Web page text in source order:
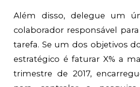
Além disso, delegue um
colaborador responsável
tarefa. Se um dos objetivos
estratégico é faturar X% a
trimestre de 2017,